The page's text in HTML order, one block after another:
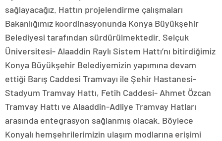
sağlayacağız. Hattın projelendirme çalışmaları
Bakanlığımız koordinasyonunda Konya Büyükşehir
Belediyesi tarafından sürdürülmektedir. Selçuk
Üniversitesi- Alaaddin Raylı Sistem Hattı’nı bitirdiğimiz
Konya Büyükşehir Belediyemizin yapımına devam
ettiği Barış Caddesi Tramvayı ile Şehir Hastanesi-
Stadyum Tramvay Hattı, Fetih Caddesi- Ahmet Özcan
Tramvay Hattı ve Alaaddin-Adliye Tramvay Hatları
arasında entegrasyon sağlanmış olacak. Böylece
Konyalı hemşehrilerimizin ulaşım modlarına erişimi